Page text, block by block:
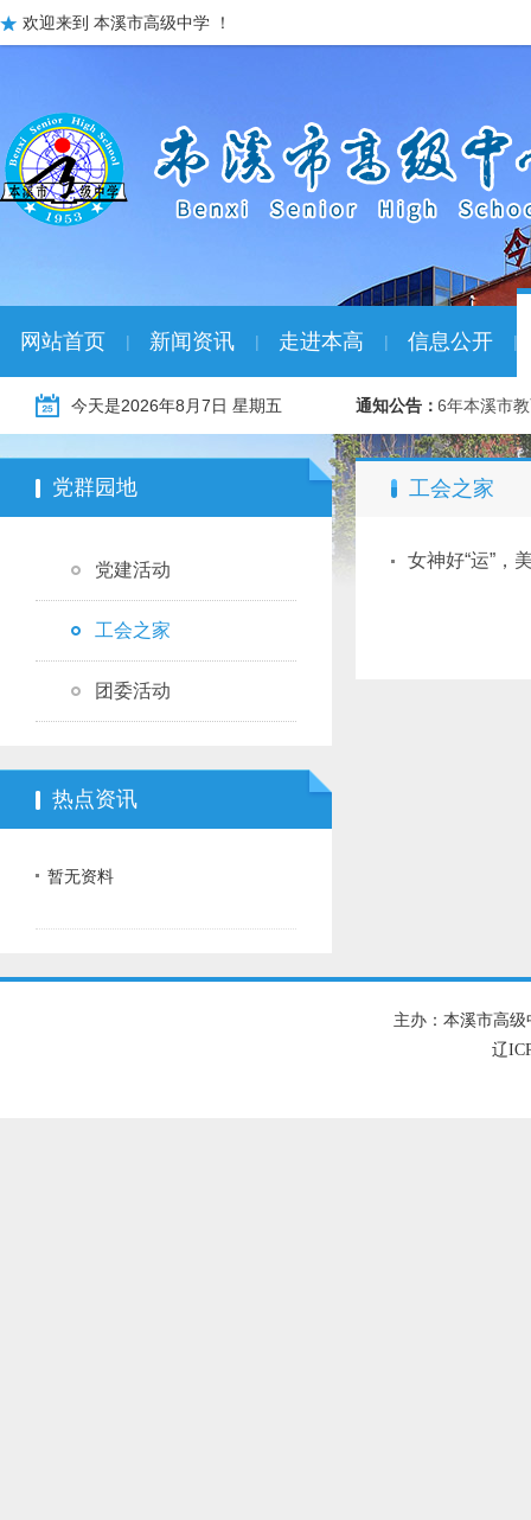
欢迎来到 本溪市高级中学 ！
网站首页 | 新闻资讯 | 走进本高 | 信息公开 |
今天是2026年8月7日 星期五 通知公告：
年本溪市教育系统冬季“名校优生” … 2026年本溪市
党群园地
党建活动
工会之家
团委活动
热点资讯
暂无资料
工会之家
女神好“运”，
主办：本溪市高
辽